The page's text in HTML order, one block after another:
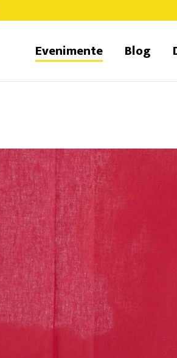
Evenimente Blog